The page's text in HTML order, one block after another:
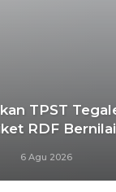
TPST
RDF
6 Agu 2026